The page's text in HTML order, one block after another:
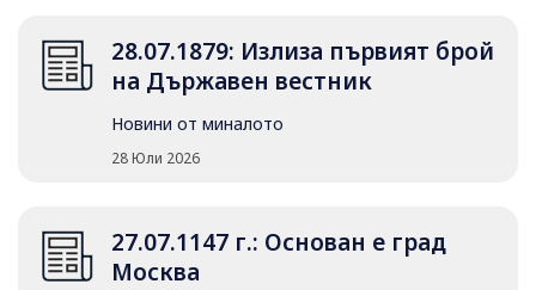
28.07.1879: Излиза първият брой
на Държавен вестник
Новини от миналото
28 Юли 2026
27.07.1147 г.: Основан е град
Москва